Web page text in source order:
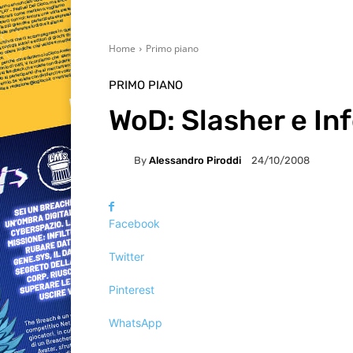
Home Primo piano
PRIMO PIANO
WoD: Slasher e
By Alessandro Piroddi 24/10/2008
Facebook
Twitter
Pinterest
WhatsApp